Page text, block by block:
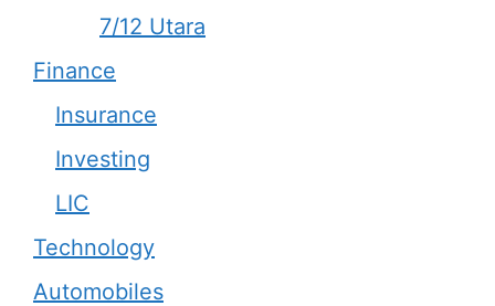
7/12 Utara
Finance
Insurance
Investing
LIC
Technology
Automobiles